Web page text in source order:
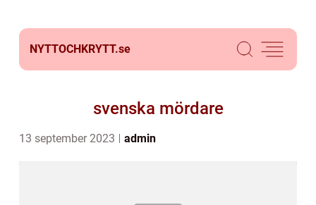
NYTTOCHKRYTT.se
svenska mördare
13 september 2023 admin